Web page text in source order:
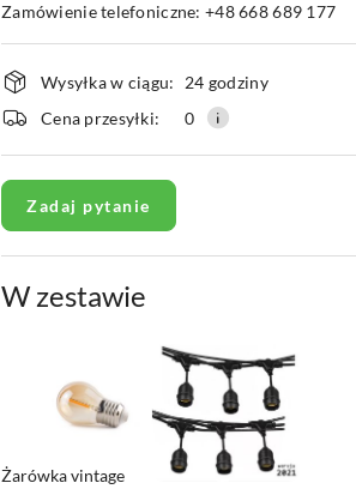
Zamówienie telefoniczne: +48 668 689 177
Dostępność
i
dostawa
Wysyłka w ciągu:
24 godziny
Cena przesyłki:
0
Zadaj pytanie
W zestawie
Żarówka vintage